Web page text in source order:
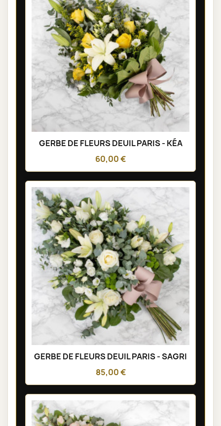
GERBE DE FLEURS DEUIL PARIS - KÉA
60,00 €
GERBE DE FLEURS DEUIL PARIS - SAGRI
85,00 €